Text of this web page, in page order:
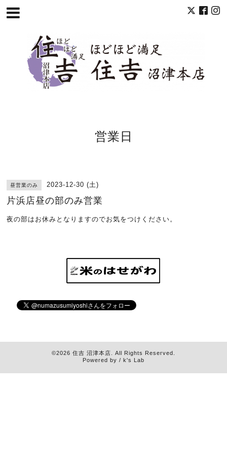
営業日
昼営業のみ 2023-12-30 (土)
片浜店昼の部のみ営業
夜の部はお休みとなりますのでお気をつけください。
©2026 住吉 沼津本店 . All Rights Reserved.
Powered by / k's Lab